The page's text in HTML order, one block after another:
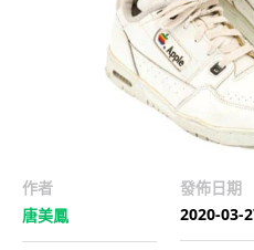
作者
唐美鳳
發佈日期
2020-03-